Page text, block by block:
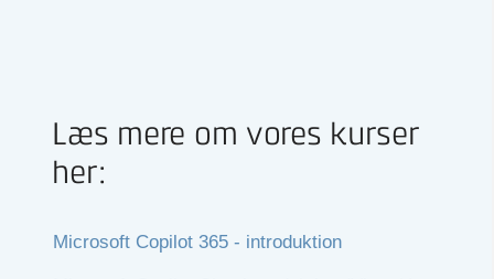
Læs mere om vores kurser
her:
Microsoft Copilot 365 - introduktion